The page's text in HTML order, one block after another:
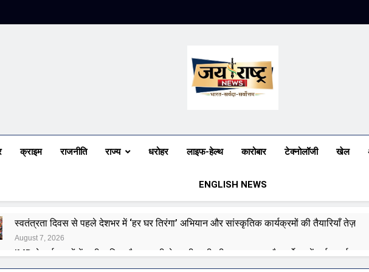
Jai Rashtra
क्राइम राजनीति राज्य धरोहर लाइफ-हेल्थ कारोबार टेक्नोलॉजी खेल
ENGLISH NEWS
स्वतंत्रता दिवस से पहले देशभर में ‘हर घर तिरंगा’ अभियान और सांस्कृतिक कार्यक्रमों की तैयारियाँ तेज़
August 7, 2026
IMD ने कई राज्यों में भारी बारिश और बाढ़ की चेतावनी जारी की, उत्तर भारत और पूर्वोत्तर में हाई अलर्ट
August 7, 2026